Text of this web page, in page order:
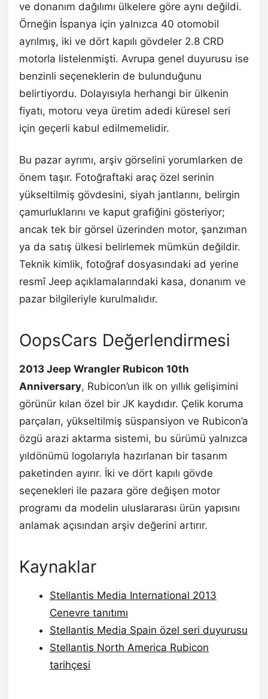
ve donanım dağılımı ülkelere göre aynı değildi.
Örneğin İspanya için yalnızca 40 otomobil
ayrılmış, iki ve dört kapılı gövdeler 2.8 CRD
motorla listelenmişti. Avrupa genel duyurusu ise
benzinli seçeneklerin de bulunduğunu
belirtiyordu. Dolayısıyla herhangi bir ülkenin
fiyatı, motoru veya üretim adedi küresel seri
için geçerli kabul edilmemelidir.
Bu pazar ayrımı, arşiv görselini yorumlarken de
önem taşır. Fotoğraftaki araç özel serinin
yükseltilmiş gövdesini, siyah jantlarını, belirgin
çamurluklarını ve kaput grafiğini gösteriyor;
ancak tek bir görsel üzerinden motor, şanzıman
ya da satış ülkesi belirlemek mümkün değildir.
Teknik kimlik, fotoğraf dosyasındaki ad yerine
resmî Jeep açıklamalarındaki kasa, donanım ve
pazar bilgileriyle kurulmalıdır.
OopsCars Değerlendirmesi
2013 Jeep Wrangler Rubicon 10th
Anniversary, Rubicon’un ilk on yıllık gelişimini
görünür kılan özel bir JK kaydıdır. Çelik koruma
parçaları, yükseltilmiş süspansiyon ve Rubicon’a
özgü arazi aktarma sistemi, bu sürümü yalnızca
yıldönümü logolarıyla hazırlanan bir tasarım
paketinden ayırır. İki ve dört kapılı gövde
seçenekleri ile pazara göre değişen motor
programı da modelin uluslararası ürün yapısını
anlamak açısından arşiv değerini artırır.
Kaynaklar
Stellantis Media International 2013
Cenevre tanıtımı
Stellantis Media Spain özel seri duyurusu
Stellantis North America Rubicon
tarihçesi